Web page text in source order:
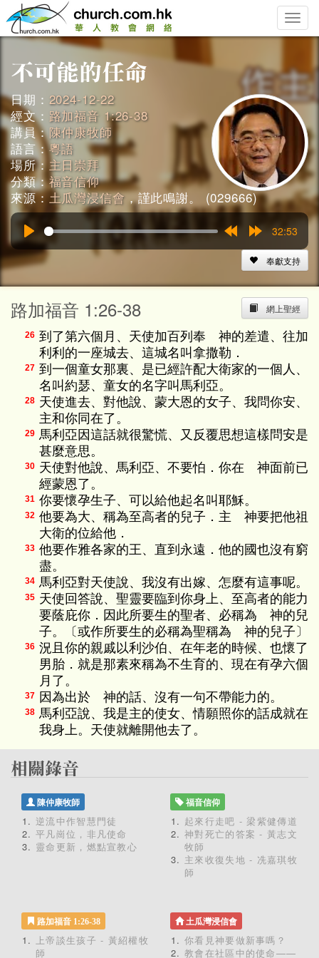
Toggle
日期： 2024-12-22
經文： 路加福音 1:26-38
講員：陳仲康牧師
語言：粵語
場所： 主日崇拜
分類：福音信仰
來源：土瓜灣浸信會，謹此鳴謝。 (029666)
Play
15s
32:53
奉獻支持
網上聖經
路加福音 1:26-38
26 到了第六個月、天使加百列奉 神的差遣、往加
利利的一座城去、這城名叫拿撒勒．
27 到一個童女那裏、是已經許配大衛家的一個人、
名叫約瑟、童女的名字叫馬利亞。
28 天使進去、對他說、蒙大恩的女子、我問你安、
主和你同在了。
29 馬利亞因這話就很驚慌、又反覆思想這樣問安是
甚麼意思。
30 天使對他說、馬利亞、不要怕．你在 神面前已
經蒙恩了。
31 你要懷孕生子、可以給他起名叫耶穌。
32 他要為大、稱為至高者的兒子．主 神要把他祖
大衛的位給他．
33 他要作雅各家的王、直到永遠．他的國也沒有窮
盡。
34 馬利亞對天使說、我沒有出嫁、怎麼有這事呢。
35 天使回答說、聖靈要臨到你身上、至高者的能力
要蔭庇你．因此所要生的聖者、必稱為 神的兒
子。〔或作所要生的必稱為聖稱為 神的兒子〕
36 況且你的親戚以利沙伯、在年老的時候、也懷了
男胎．就是那素來稱為不生育的、現在有孕六個
月了。
37 因為出於 神的話、沒有一句不帶能力的。
38 馬利亞說、我是主的使女、情願照你的話成就在
我身上。天使就離開他去了。
陳仲康牧師
逆流中作智慧門徒
平凡崗位，非凡使命
靈命更新，燃點宣教心
福音信仰
起來行走吧 - 梁紫健傳道
神對死亡的答案 - 黃志文
牧師
主來收復失地 - 冼嘉琪牧
師
路加福音 1:26-38
上帝談生孩子 - 黃紹權牧
師
土瓜灣浸信會
你看見神要做新事嗎？
教會在社區中的使命——